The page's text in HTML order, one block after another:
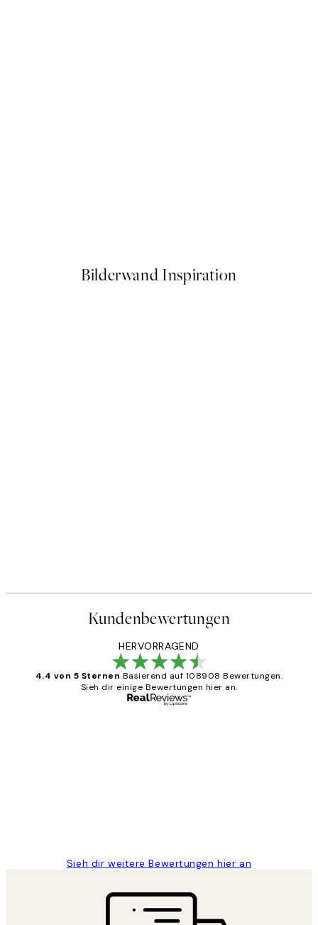
Bilderwand Inspiration
Kundenbewertungen
HERVORRAGEND
4.4 von 5 Sternen Basierend auf 108908 Bewertungen.
Sieh dir einige Bewertungen hier an.
Sieh dir weitere Bewertungen hier an